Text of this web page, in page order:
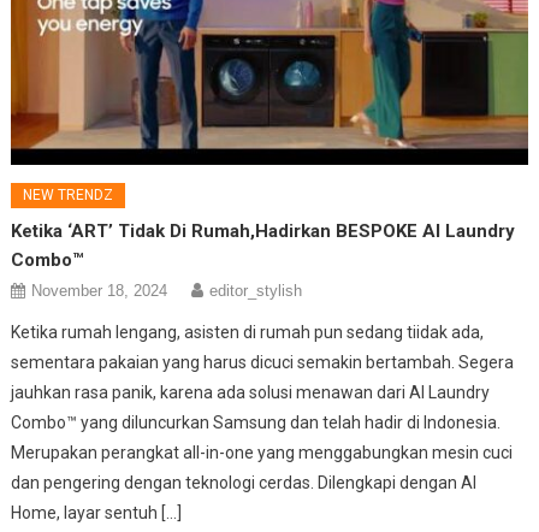
NEW TRENDZ
Ketika ‘ART’ Tidak Di Rumah,Hadirkan BESPOKE AI Laundry
Combo™
November 18, 2024 editor_stylish
Ketika rumah lengang, asisten di rumah pun sedang tiidak ada,
sementara pakaian yang harus dicuci semakin bertambah. Segera
jauhkan rasa panik, karena ada solusi menawan dari AI Laundry
Combo™ yang diluncurkan Samsung dan telah hadir di Indonesia.
Merupakan perangkat all-in-one yang menggabungkan mesin cuci
dan pengering dengan teknologi cerdas. Dilengkapi dengan AI
Home, layar sentuh […]